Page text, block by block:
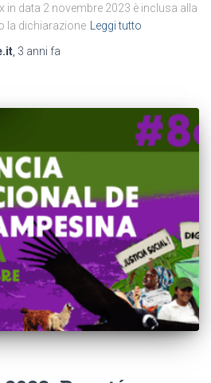
in data 2 novembre 2023 è inclusa alla
la dichiarazione
Leggi tutto
3 anni fa